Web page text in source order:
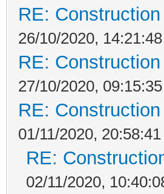
RE:
26/10/2020, 14:21:48
RE:
27/10/2020, 09:15:35
RE:
01/11/2020, 20:58:41
RE:
02/11/2020,